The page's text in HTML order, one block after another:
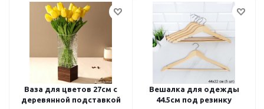
Ваза для цветов 27см с
деревянной подставкой
Вешалка для одежды
44.5см под резинку